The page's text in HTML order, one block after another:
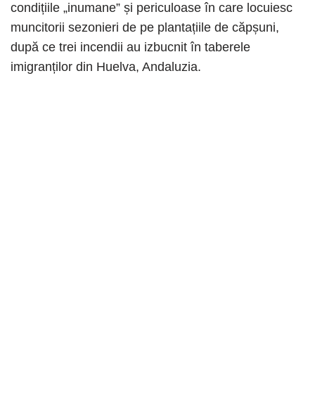
condițiile „inumane” și periculoase în care locuiesc
muncitorii sezonieri de pe plantațiile de căpșuni,
după ce trei incendii au izbucnit în taberele
imigranților din Huelva, Andaluzia.